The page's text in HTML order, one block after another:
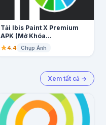
Tải Ibis Paint X Premium
APK (Mở Khóa...
4.4 Chụp Ảnh
Xem tất cả →